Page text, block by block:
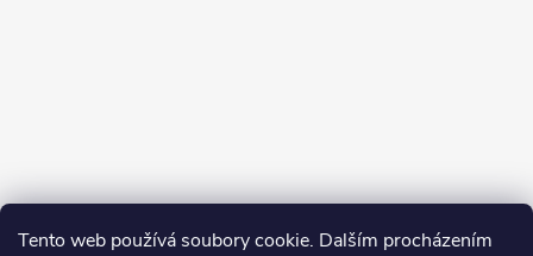
Tento web používá soubory cookie. Dalším procházením